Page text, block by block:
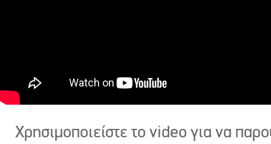
Χρησιμοποιείστε το video για να